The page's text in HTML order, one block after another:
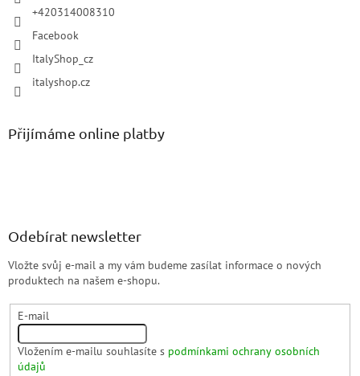
+420314008310
Facebook
ItalyShop_cz
italyshop.cz
Přijímáme online platby
Odebírat newsletter
Vložte svůj e-mail a my vám budeme zasílat informace o nových
produktech na našem e-shopu.
E-mail
Vložením e-mailu souhlasíte s podmínkami ochrany osobních
údajů